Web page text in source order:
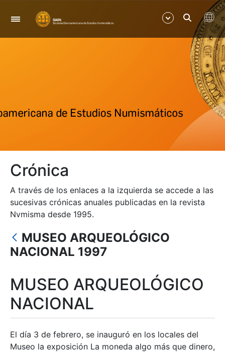
Navegación
Mostrar/Ocultar
Mostrar/Ocultar
Crónica
A través de los enlaces a la izquierda se accede a las
sucesivas crónicas anuales publicadas en la revista
Nvmisma desde 1995.
MUSEO ARQUEOLÓGICO
NACIONAL 1997
MUSEO ARQUEOLÓGICO
NACIONAL
El día 3 de febrero, se inauguró en los locales del
Museo la exposición La moneda algo más que dinero,